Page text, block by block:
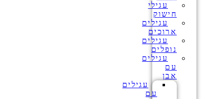
עגילי
חישוק
עגילים
ארוכים
עגילים
נופלים
עגילים
עם
אבן
עגילים
עם